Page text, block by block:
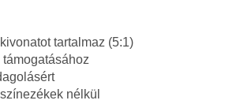
tartalmaz (5:1)
nélkül